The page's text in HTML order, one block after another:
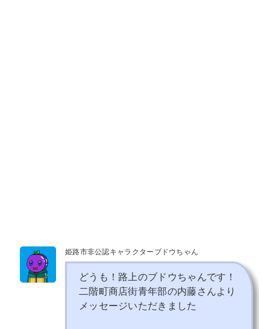
姫路市非公認キャラクターブドウちゃん
どうも！路上のブドウちゃんです！
二階町商店街青年部の内藤さんより
メッセージいただきました